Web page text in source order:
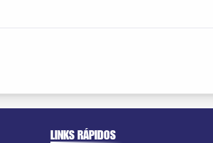
LINKS RÁPIDOS